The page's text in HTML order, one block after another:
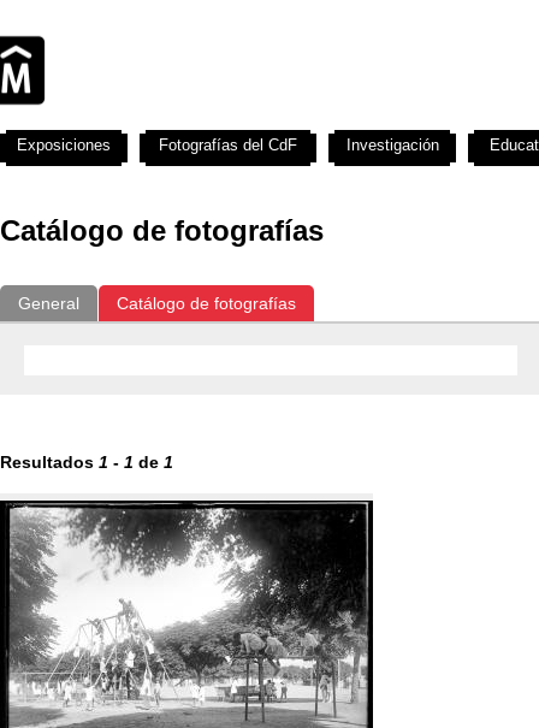
Catálogo de fotografías
General Catálogo de fotografías
Resultados 1 - 1 de 1
Exposiciones Fotografías del CdF Investigación